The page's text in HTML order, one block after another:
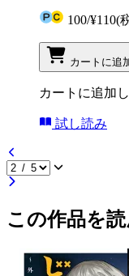
100/¥110(
カートに追
カートに追加
試し読み
この作品を